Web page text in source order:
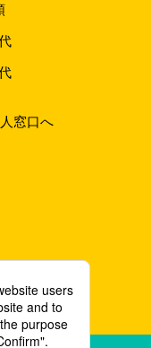
窓口へ
ー